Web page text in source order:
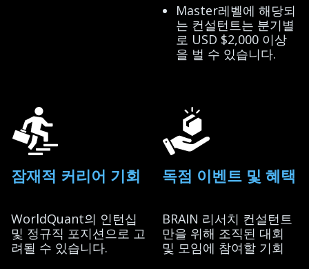
Master레벨에 해당되
는 컨설턴트는 분기별
로 USD $2,000 이상
을 벌 수 있습니다.
잠재적 커리어 기회
WorldQuant의 인턴십
및 정규직 포지션으로 고
려될 수 있습니다.
독점 이벤트 및 혜택
BRAIN 리서치 컨설턴트
만을 위해 조직된 대회
및 모임에 참여할 기회